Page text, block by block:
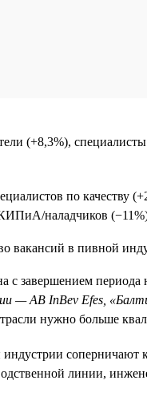
(+8,3%),
по качеству
наладчиков
с завершением
— AB InBev Efes,
нужно больше
соперничают
линии,